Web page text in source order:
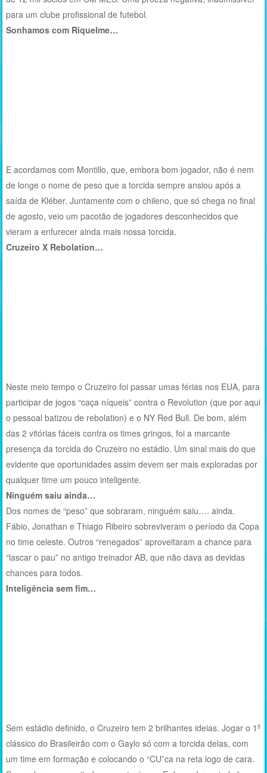
para um clube profissional de futebol.
Sonhamos com Riquelme…
E acordamos com Montillo, que, embora bom jogador, não é nem
de longe o nome de peso que a torcida sempre ansiou após a
saída de Kléber. Juntamente com o chileno, que só chega no final
de agosto, veio um pacotão de jogadores desconhecidos que
vieram a enfurecer ainda mais nossa torcida.
Cruzeiro X Rebolation…
Neste meio tempo o Cruzeiro foi passar umas férias nos EUA, para
participar de jogos “caça níqueis” contra o Revolution (que por aqui
o pessoal batizou de rebolation) e o NY Red Bull. De bom, além
das 2 vitórias fáceis contra os times gringos, foi a marcante
presença da torcida do Cruzeiro no estádio. Um sinal mais do que
evidente que oportunidades assim devem ser mais exploradas por
qualquer time um pouco inteligente.
Ninguém saiu ainda…
Dos nomes de “peso” que sobraram, ninguém saiu…. ainda.
Fábio, Jonathan e Thiago Ribeiro sobreviveram o período da Copa
no time celeste. Outros “renegados” aproveitaram a chance para
“lascar o pau” no antigo treinador AB, que não dava as devidas
chances para todos.
Inteligência sem fim…
Sem estádio definido, o Cruzeiro tem 2 brilhantes ideias. Jogar o 1º
clássico do Brasileirão com o Gaylo só com a torcida delas, com
um time em formação e colocando o “CU”ca na reta logo de cara.